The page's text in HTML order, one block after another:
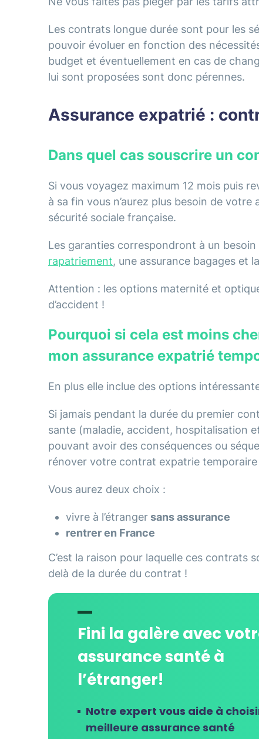
Les contrats longue durée sont pour les
pouvoir évoluer en fonction des
budget et éventuellement en cas de
lui sont proposées sont donc pérennes.
Assurance expatrié :
Dans quel cas souscrire un
Si vous voyagez maximum 12 mois puis
à sa fin vous n’aurez plus besoin de
sécurité sociale française.
Les garanties correspondront à un
rapatriement, une assurance bagages et
Attention : les options maternité et
d’accident !
Pourquoi si cela est moins
mon assurance expatrié
En plus elle inclue des options
Si jamais pendant la durée du premier
sante (maladie, accident, hospitalisation
pouvant avoir des conséquences ou
rénover votre contrat expatrie temporaire
Vous aurez deux choix :
vivre à l’étrangersans assurance
rentrer en France
C’est la raison pour laquelle ces contrats
delà de la durée du contrat !
Fini la galère avec
assurance santé à
l’étranger!
Notre expert vous aide à
meilleure assurance santé